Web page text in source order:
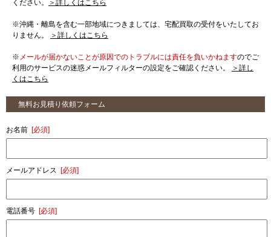
ください。
＞詳しくはこちら
※沖縄・離島を含む一部地域につきましては、宅配買取の受付をいたしてお
りません。
＞詳しくはこちら
※ メールが届かないことが原因でのトラブルには責任を負いかねますのでご
利用のサービスの迷惑メールフィルターの設定をご確認ください。
＞詳し
くはこちら
無料お見積り依頼フォーム
お名前 [必須]
メールアドレス [必須]
電話番号 [必須]